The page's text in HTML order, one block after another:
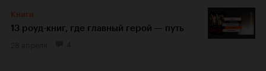
Книги
13 роуд-книг, где главный герой — путь